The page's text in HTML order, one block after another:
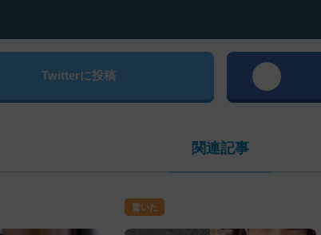
Twitterに投稿
関連記事
驚いた